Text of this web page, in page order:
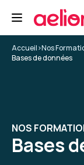
Accueil>Nos
Bases de données
NOS
Bases
Bonne
Formation :
Claire D.